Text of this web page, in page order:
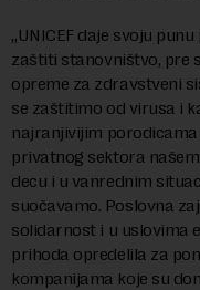
„UNICEF daje svoju
zaštiti stanovništvo, pre
opreme za zdravstveni
se zaštitimo od virusa i
najranjivijim
privatnog sektora
decu i u vanrednim
suočavamo. Poslovna
solidarnost i u uslovima
prihoda opredelila za
kompanijama koje su